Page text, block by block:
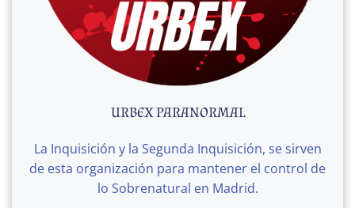
URBEX PARANORMAL
La Inquisición y la Segunda Inquisición, se sirven
de esta organización para mantener el control de
lo Sobrenatural en Madrid.